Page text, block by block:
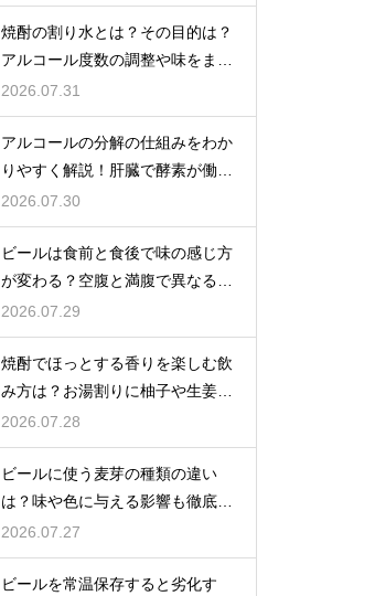
焼酎の割り水とは？その目的は？
アルコール度数の調整や味をまろ
やかにする効果を解説
2026.07.31
アルコールの分解の仕組みをわか
りやすく解説！肝臓で酵素が働き
アセトアルデヒドに変化して無害
化
2026.07.30
ビールは食前と食後で味の感じ方
が変わる？空腹と満腹で異なる味
覚の感じ方を解説
2026.07.29
焼酎でほっとする香りを楽しむ飲
み方は？お湯割りに柚子や生姜を
加えてリラックス効果を実感
2026.07.28
ビールに使う麦芽の種類の違い
は？味や色に与える影響も徹底解
説
2026.07.27
ビールを常温保存すると劣化す